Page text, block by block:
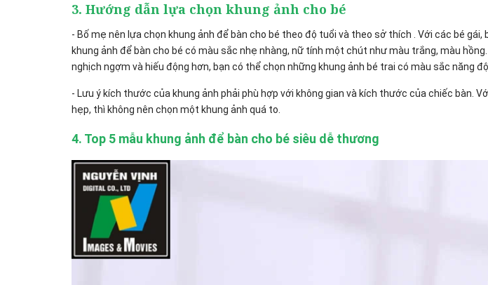
3. Hướng dẫn lựa chọn khung ảnh cho bé
- Bố mẹ nên lựa chọn khung ảnh để bàn cho bé theo độ tuổi và theo sở thích . Với các bé gái,
khung ảnh để bàn cho bé có màu sắc nhẹ nhàng, nữ tính một chút như màu trắng, màu
nghịch ngợm và hiếu động hơn, bạn có thể chọn những khung ảnh bé trai có màu sắc năng
- Lưu ý kích thước của khung ảnh phải phù hợp với không gian và kích thước của chiếc bàn.
hẹp, thì không nên chọn một khung ảnh quá to.
4. Top 5 mẫu khung ảnh để bàn cho bé siêu dễ thương